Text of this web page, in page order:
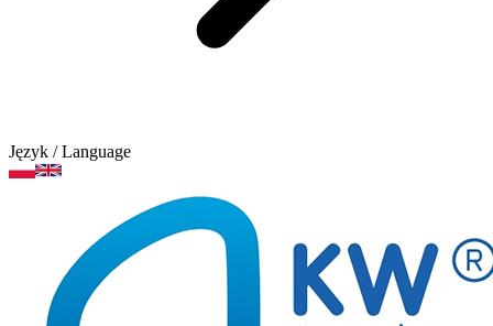
Język / Language